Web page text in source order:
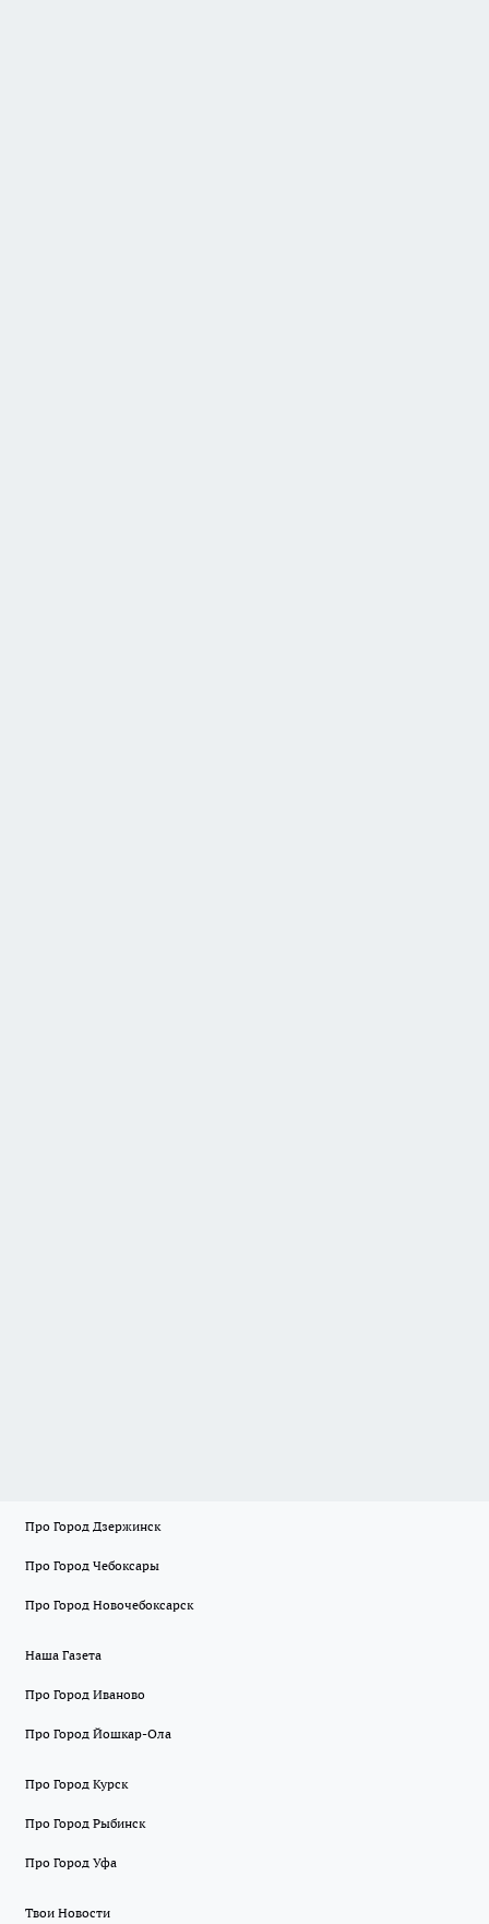
Про Город Дзержинск
Про Город Чебоксары
Про Город Новочебоксарск
Наша Газета
Про Город Иваново
Про Город Йошкар-Ола
Про Город Курск
Про Город Рыбинск
Про Город Уфа
Твои Новости